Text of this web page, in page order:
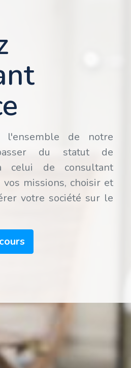
l'ensemble de notre
du statut de
celui de consultant
missions, choisir et
votre société sur le